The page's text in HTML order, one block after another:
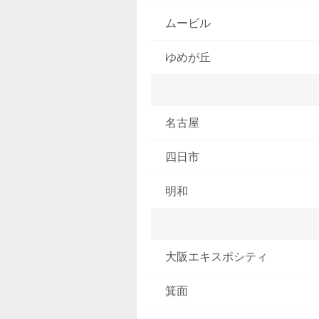
ムービル
ゆめが丘
名古屋
四日市
明和
大阪エキスポシティ
箕面